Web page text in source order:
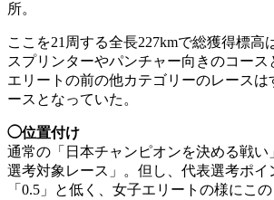
所。
ここを21周する全長227kmで総獲得標高
スプリンターやパンチャー向きのコース
エリートの前の他カテゴリーのレースは
ースとなっていた。
◯位置付け
通常の「日本チャンピオンを決める戦い
選考対象レース」。但し、代表選考ポイ
「0.5」と低く、女子エリートの様にこ